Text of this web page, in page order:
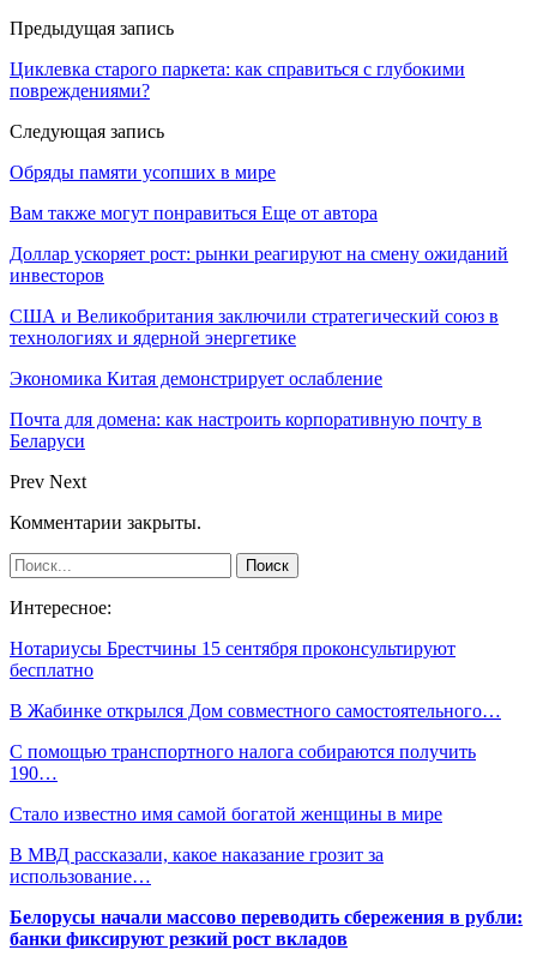
Предыдущая запись
Циклевка старого паркета: как справиться с глубокими
повреждениями?
Следующая запись
Обряды памяти усопших в мире
Вам также могут понравиться Еще от автора
Доллар ускоряет рост: рынки реагируют на смену ожиданий
инвесторов
США и Великобритания заключили стратегический союз в
технологиях и ядерной энергетике
Экономика Китая демонстрирует ослабление
Почта для домена: как настроить корпоративную почту в
Беларуси
Prev Next
Комментарии закрыты.
Интересное:
Нотариусы Брестчины 15 сентября проконсультируют
бесплатно
В Жабинке открылся Дом совместного самостоятельного…
С помощью транспортного налога собираются получить
190…
Стало известно имя самой богатой женщины в мире
В МВД рассказали, какое наказание грозит за
использование…
Белорусы начали массово переводить сбережения в рубли:
банки фиксируют резкий рост вкладов